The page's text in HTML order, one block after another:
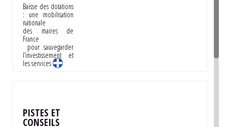
Baisse des dotations
: une mobilisation
nationale
des maires de
France
pour sauvegarder
l’investissement et
les services …
PISTES ET
CONSEILS